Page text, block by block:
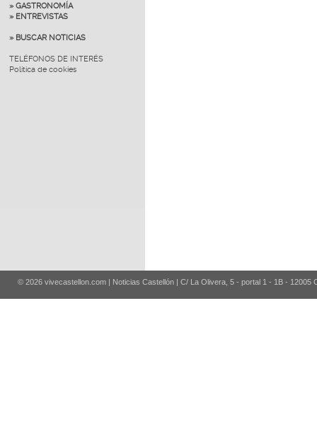
» GASTRONOMÍA
» ENTREVISTAS
» BUSCAR NOTICIAS
TELÉFONOS DE INTERÉS
Política de cookies
© 2026 vivecastellon.com | Noticias Castellón | C/ La Olivera, 5 - portal 1 - 1B - 12005